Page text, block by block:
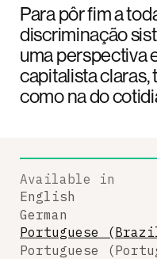
Para pôr fim a
discriminação
uma perspectiva
capitalista claras,
como na do
Available in
English
German
Portuguese
Portuguese